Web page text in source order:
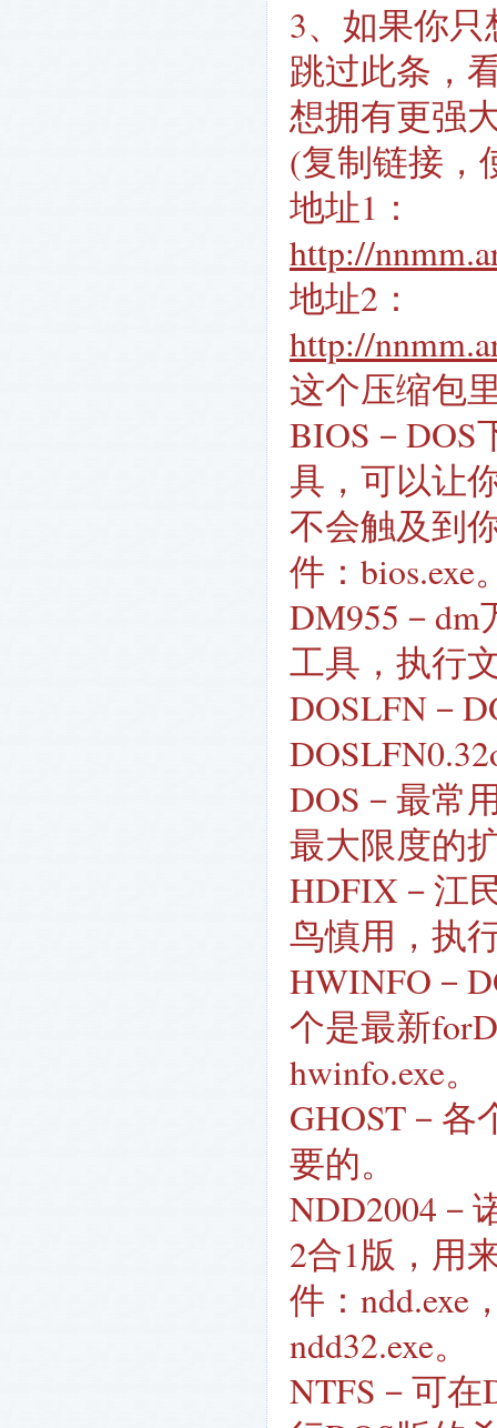
3、如果你
跳过此条，
想拥有更强
(复制链接，
地址1：
http://
地址2：
http://
这个压缩包
BIOS－DOS
具，可以让
不会触及到
件：bios.exe
DM955－
工具，执行
DOSLFN－
DOS－最常
最大限度的
HDFIX－江
鸟慎用，执
HWINFO－
个是最新
hwinfo.exe。
GHOST－各
要的。
NDD2004－
2合1版，用
件：ndd.exe
ndd32.exe。
NTFS－可